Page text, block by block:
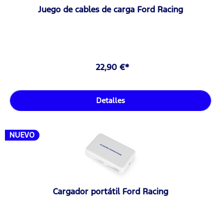
Juego de cables de carga Ford Racing
22,90 €*
Detalles
NUEVO
Cargador portátil Ford Racing